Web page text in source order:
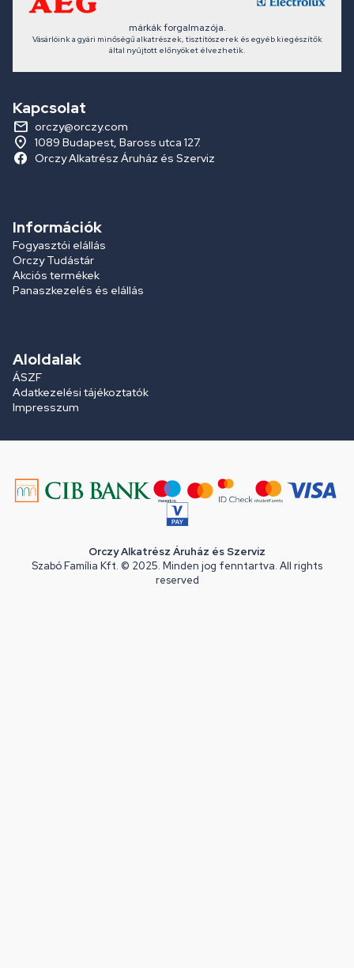
márkák forgalmazója.
Vásárlóink a gyári minőségű alkatrészek, tisztítószerek és egyéb kiegészítők
által nyújtott előnyöket élvezhetik.
Kapcsolat
orczy@orczy.com
1089 Budapest, Baross utca 127.
Orczy Alkatrész Áruház és Szerviz
Információk
Fogyasztói elállás
Orczy Tudástár
Akciós termékek
Panaszkezelés és elállás
Aloldalak
ÁSZF
Adatkezelési tájékoztatók
Impresszum
Orczy Alkatrész Áruház és Szerviz
Szabó Família Kft. © 2025. Minden jog fenntartva. All rights
reserved